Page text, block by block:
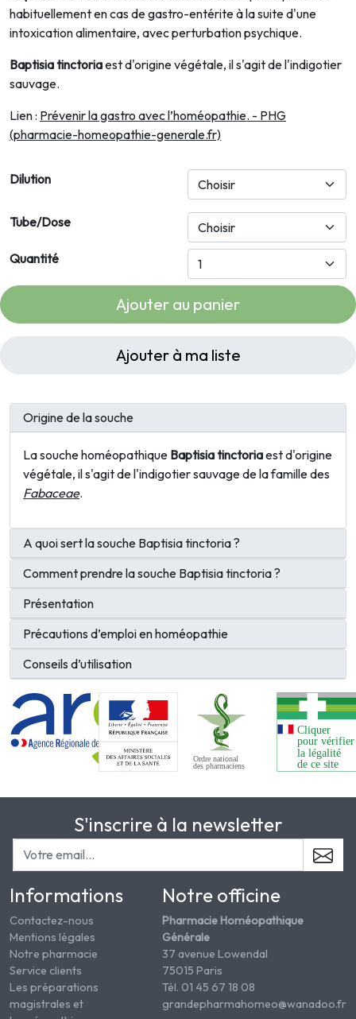
habituellement en cas de gastro-entérite à la suite d'une
intoxication alimentaire, avec perturbation psychique.
Baptisia tinctoriaest d'origine végétale, il s'agit de l'indigotier
sauvage.
Lien : Prévenir la gastro avec l’homéopathie. - PHG
(pharmacie-homeopathie-generale.fr)
Dilution
Tube/Dose
Quantité
Ajouter au panier
Ajouter à ma liste
Origine de la souche
La souche homéopathique Baptisia tinctoriaest d'origine
végétale, il s'agit de l'indigotier sauvage de la famille des
Fabaceae.
A quoi sert la souche Baptisia tinctoria ?
Comment prendre la souche Baptisia tinctoria ?
Présentation
Précautions d’emploi en homéopathie
Conseils d’utilisation
S'inscrire à la newsletter
Informations
Contactez-nous
Mentions légales
Notre pharmacie
Service clients
Les préparations
magistrales et
Notre officine
Pharmacie Homéopathique
Générale
37 avenue Lowendal
75015 Paris
Tél. 01 45 67 18 08
grandepharmahomeo@wanadoo.fr